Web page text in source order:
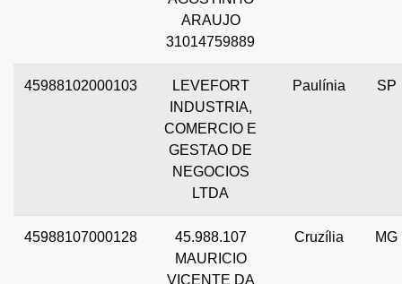
ARAUJO
31014759889
45988102000103
LEVEFORT
INDUSTRIA,
COMERCIO E
GESTAO DE
NEGOCIOS
LTDA
Paulínia SP
45988107000128
45.988.107
MAURICIO
VICENTE DA
Cruzília MG